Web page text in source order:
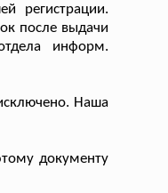
регистрации.
после выдачи
информ.
Наша
документу